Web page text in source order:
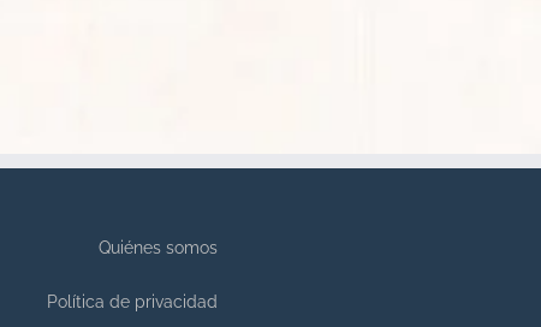
Quiénes somos
Política de privacidad